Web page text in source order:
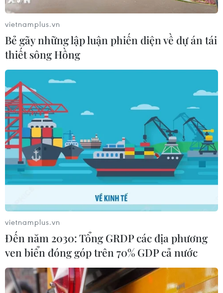
vietnamplus.vn
Bẻ gãy những lập luận phiến diện về dự án tái
thiết sông Hồng
vietnamplus.vn
Đến năm 2030: Tổng GRDP các địa phương
ven biển đóng góp trên 70% GDP cả nước